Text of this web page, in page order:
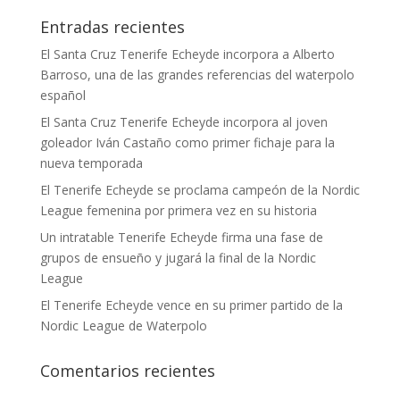
Entradas recientes
El Santa Cruz Tenerife Echeyde incorpora a Alberto
Barroso, una de las grandes referencias del waterpolo
español
El Santa Cruz Tenerife Echeyde incorpora al joven
goleador Iván Castaño como primer fichaje para la
nueva temporada
El Tenerife Echeyde se proclama campeón de la Nordic
League femenina por primera vez en su historia
Un intratable Tenerife Echeyde firma una fase de
grupos de ensueño y jugará la final de la Nordic
League
El Tenerife Echeyde vence en su primer partido de la
Nordic League de Waterpolo
Comentarios recientes